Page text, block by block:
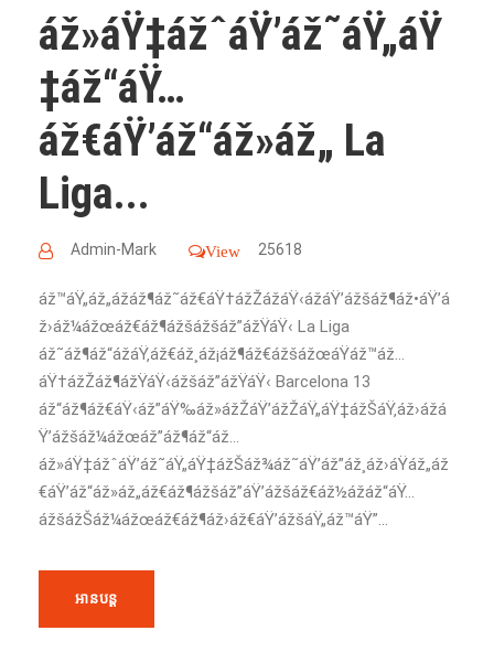
áž»áŸ‡ážˆáŸ’áž˜áŸ„áŸ
‡áž“áŸ…
áž€áŸ’áž“áž»áž„ La
Liga...
Admin-Mark View 25618
áž™áŸ„áž„ážáž¶áž˜áž€áŸ†ážŽážáŸ‹ážáŸ’ážšáž¶áž•áŸ’á
ž›áž¼ážœáž€áž¶ážšážšáž”ážŸáŸ‹ La Liga
áž˜áž¶áž“ážáŸ‚áž€áž¸áž¡áž¶áž€ážšážœáŸáž™áž…
áŸ†ážŽáž¶ážŸáŸ‹ážšáž”ážŸáŸ‹ Barcelona 13
áž“áž¶áž€áŸ‹áž”áŸ‰áž»ážŽáŸ’ážŽáŸ„áŸ‡ážŠáŸ‚áž›ážá
Ÿ’ážšáž¼ážœáž”áž¶áž“áž…
áž»áŸ‡ážˆáŸ’áž˜áŸ„áŸ‡ážŠáž¾áž˜áŸ’áž”áž¸áž›áŸáž„áž
€áŸ’áž“áž»áž„áž€áž¶ážšáž”áŸ’ážšáž€áž½ážáž“áŸ…
ážšážŠáž¼ážœáž€áž¶áž›áž€áŸ’ážšáŸ„áž™áŸ”...
អានបន្ត